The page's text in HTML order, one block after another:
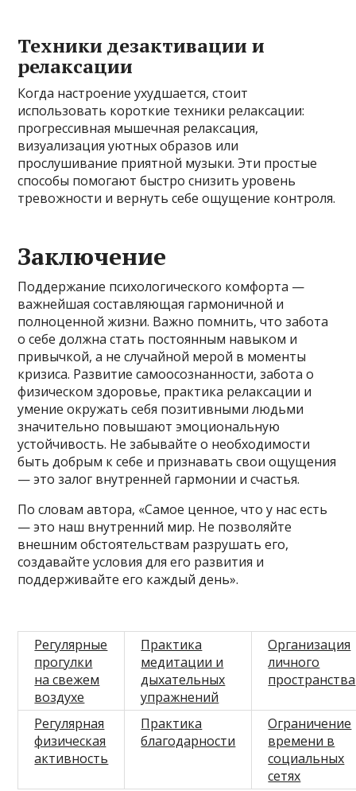
Техники дезактивации и
релаксации
Когда настроение ухудшается, стоит
использовать короткие техники релаксации:
прогрессивная мышечная релаксация,
визуализация уютных образов или
прослушивание приятной музыки. Эти простые
способы помогают быстро снизить уровень
тревожности и вернуть себе ощущение контроля.
Заключение
Поддержание психологического комфорта —
важнейшая составляющая гармоничной и
полноценной жизни. Важно помнить, что забота
о себе должна стать постоянным навыком и
привычкой, а не случайной мерой в моменты
кризиса. Развитие самоосознанности, забота о
физическом здоровье, практика релаксации и
умение окружать себя позитивными людьми
значительно повышают эмоциональную
устойчивость. Не забывайте о необходимости
быть добрым к себе и признавать свои ощущения
— это залог внутренней гармонии и счастья.
По словам автора, «Самое ценное, что у нас есть
— это наш внутренний мир. Не позволяйте
внешним обстоятельствам разрушать его,
создавайте условия для его развития и
поддерживайте его каждый день».
Регулярные
прогулки
на свежем
воздухе
Практика
медитации и
дыхательных
упражнений
Организация
личного
пространства
Регулярная
физическая
активность
Практика
благодарности
Ограничение
времени в
социальных
сетях